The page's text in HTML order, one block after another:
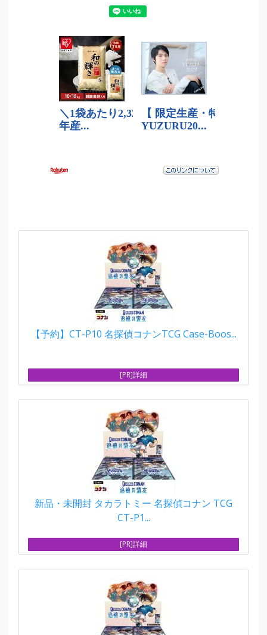
【予約】CT-P10 名探偵コナンTCG Case-Boos...
[PR]詳細
新品・未開封 タカラトミー 名探偵コナン TCG
CT-P1...
[PR]詳細